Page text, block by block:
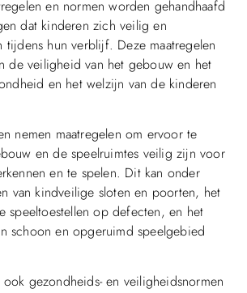
en normen worden gehandhaafd
dat kinderen zich veilig en
tijdens hun verblijf. Deze maatregelen
de veiligheid van het gebouw en het
en het welzijn van de kinderen
nemen maatregelen om ervoor te
en de speelruimtes veilig zijn voor
en te spelen. Dit kan onder
van kindveilige sloten en poorten, het
speeltoestellen op defecten, en het
schoon en opgeruimd speelgebied
ook gezondheids- en veiligheidsnormen